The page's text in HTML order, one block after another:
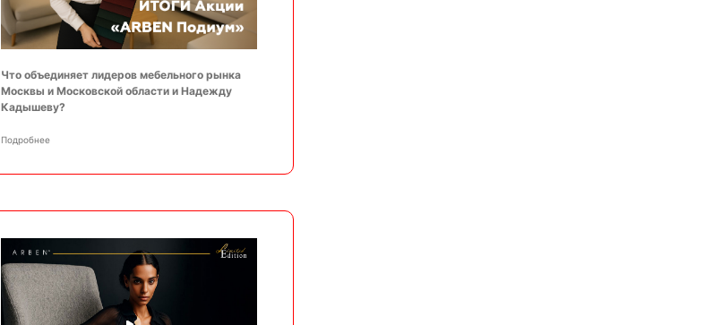
Что объединяет лидеров мебельного рынка
Москвы и Московской области и Надежду
Кадышеву?
Подробнее